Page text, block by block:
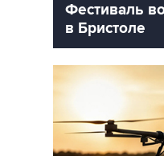
Фестиваль
в Бристоле